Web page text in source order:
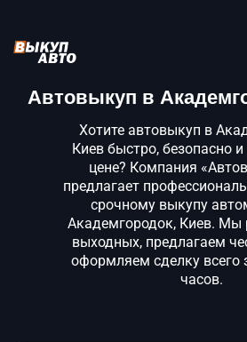
Автовыкуп в
Хотите автовыкуп в
Киев быстро, безопасно
цене? Компания
предлагает
срочному выкупу
Академгородок, Киев. Мы
выходных, предлагаем
оформляем сделку всего
часов.